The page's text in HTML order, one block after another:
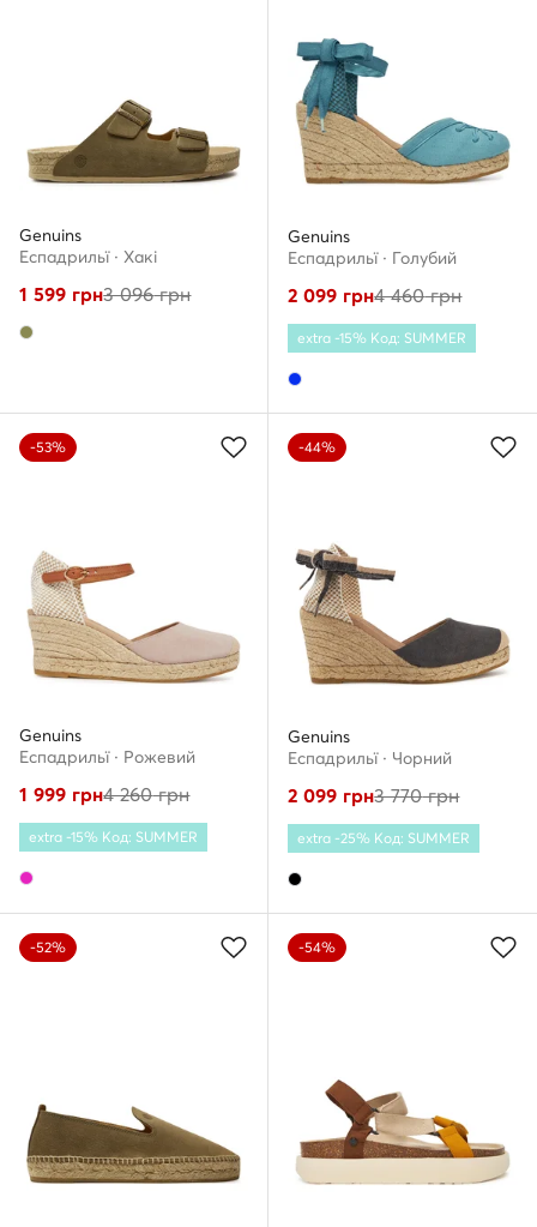
Genuins
Еспадрильї · Хакі
1 599 грн3 096грн
Genuins
Еспадрильї · Голубий
2 099 грн4 460грн
extra -15% Код: SUMMER
-53%
Genuins
Еспадрильї · Рожевий
1 999 грн4 260грн
extra -15% Код: SUMMER
-44%
Genuins
Еспадрильї · Чорний
2 099 грн3 770грн
extra -25% Код: SUMMER
-52% -54%